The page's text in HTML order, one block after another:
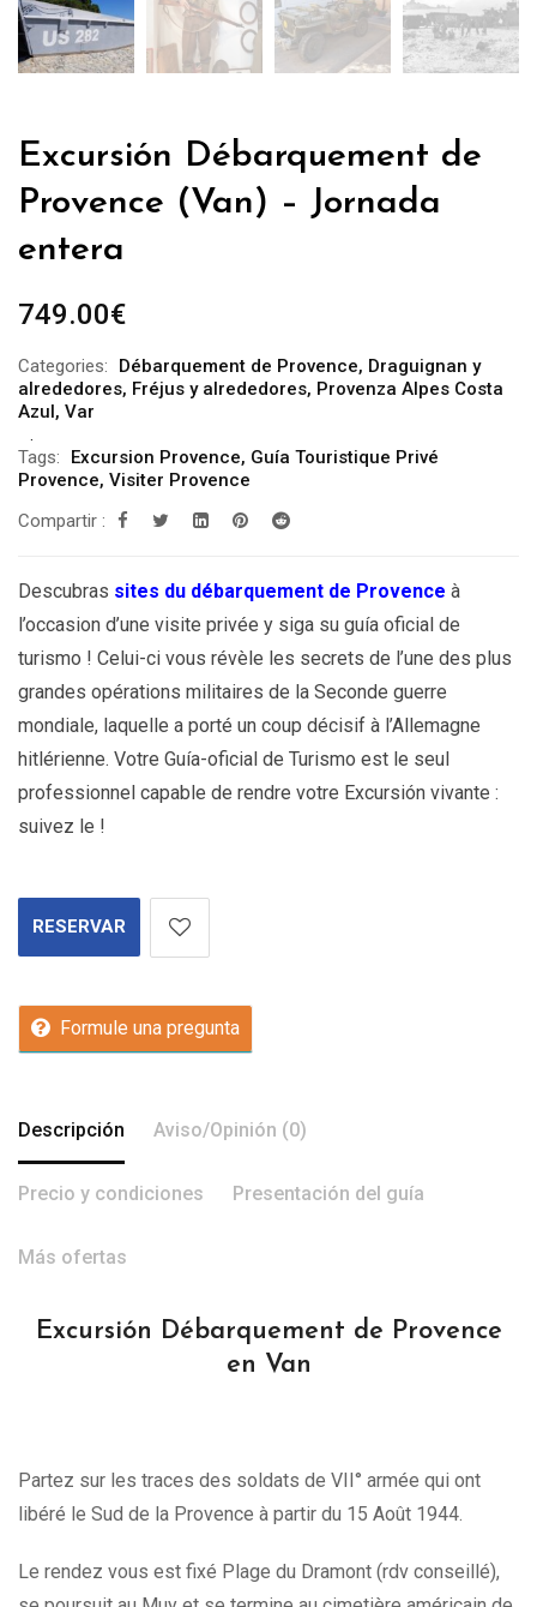
Excursión Débarquement de
Provence (Van) – Jornada
entera
749.00€
Categories: Débarquement de Provence, Draguignan y
alrededores, Fréjus y alrededores, Provenza Alpes Costa
Azul, Var
Tags: Excursion Provence, Guía Touristique Privé
Provence, Visiter Provence
Compartir :
Descubras sites du débarquement de Provence à
l’occasion d’une visite privée y siga su guía oficial de
turismo ! Celui-ci vous révèle les secrets de l’une des plus
grandes opérations militaires de la Seconde guerre
mondiale, laquelle a porté un coup décisif à l’Allemagne
hitlérienne. Votre Guía-oficial de Turismo est le seul
professionnel capable de rendre votre Excursión vivante :
suivez le !
RESERVAR
Formule una pregunta
Descripción Aviso/Opinión (0)
Precio y condiciones Presentación del guía
Más ofertas
Excursión Débarquement de Provence
en Van
Partez sur les traces des soldats de VII° armée qui ont
libéré le Sud de la Provence à partir du 15 Août 1944.
Le rendez vous est fixé Plage du Dramont (rdv conseillé),